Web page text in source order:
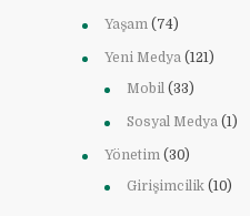
Yaşam (74)
Yeni Medya (121)
Mobil (33)
Sosyal Medya (1)
Yönetim (30)
Girişimcilik (10)